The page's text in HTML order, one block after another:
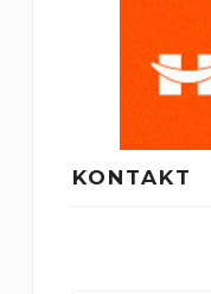
KONTAKT